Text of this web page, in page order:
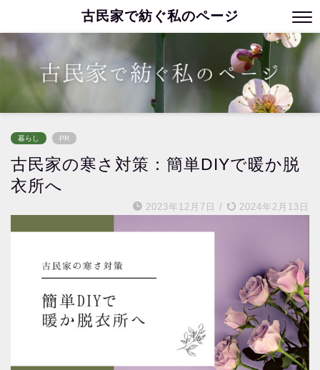
古民家で紡ぐ私のページ
暮らし PR
古民家の寒さ対策：簡単DIYで暖か脱
衣所へ
2023年12月7日 / 2024年2月13日